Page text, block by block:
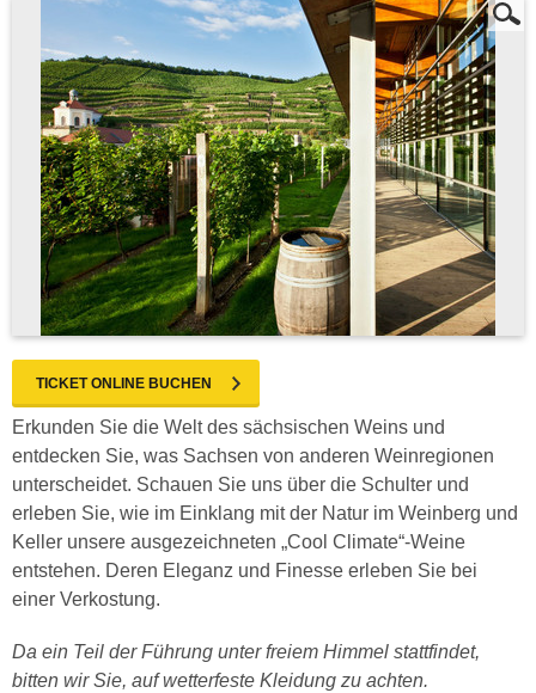
TICKET ONLINE BUCHEN
Erkunden Sie die Welt des sächsischen Weins und
entdecken Sie, was Sachsen von anderen Weinregionen
unterscheidet. Schauen Sie uns über die Schulter und
erleben Sie, wie im Einklang mit der Natur im Weinberg und
Keller unsere ausgezeichneten „Cool Climate“-Weine
entstehen. Deren Eleganz und Finesse erleben Sie bei
einer Verkostung.
Da ein Teil der Führung unter freiem Himmel stattfindet,
bitten wir Sie, auf wetterfeste Kleidung zu achten.